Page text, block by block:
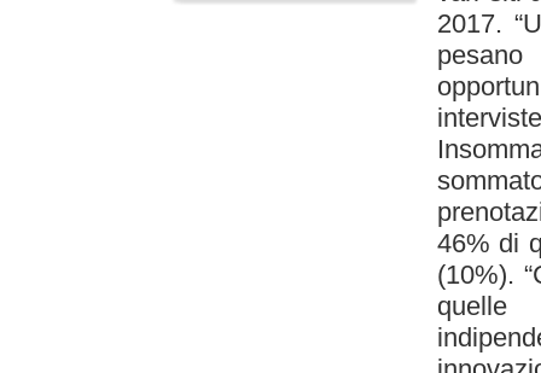
2017.
pesano
46% di
(10%).
quelle